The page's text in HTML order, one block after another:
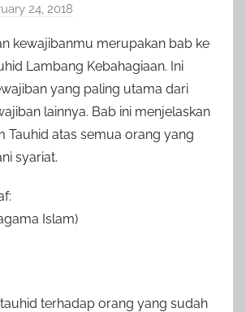
24, 2018
a
d
m
i
n
kewajibanmu merupakan bab ke
Lambang Kebahagiaan. Ini
yang paling utama dari
lainnya. Bab ini menjelaskan
Tauhid atas semua orang yang
syariat.
Islam)
terhadap orang yang sudah